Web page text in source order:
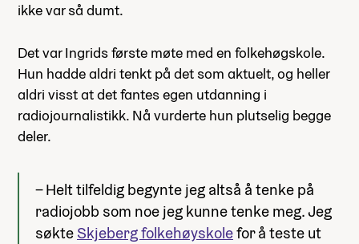
ikke var så dumt.
Det var Ingrids første møte med en folkehøgskole.
Hun hadde aldri tenkt på det som aktuelt, og heller
aldri visst at det fantes egen utdanning i
radiojournalistikk. Nå vurderte hun plutselig begge
deler.
– Helt tilfeldig begynte jeg altså å tenke på
radiojobb som noe jeg kunne tenke meg. Jeg
søkte Skjeberg folkehøyskolefor å teste ut